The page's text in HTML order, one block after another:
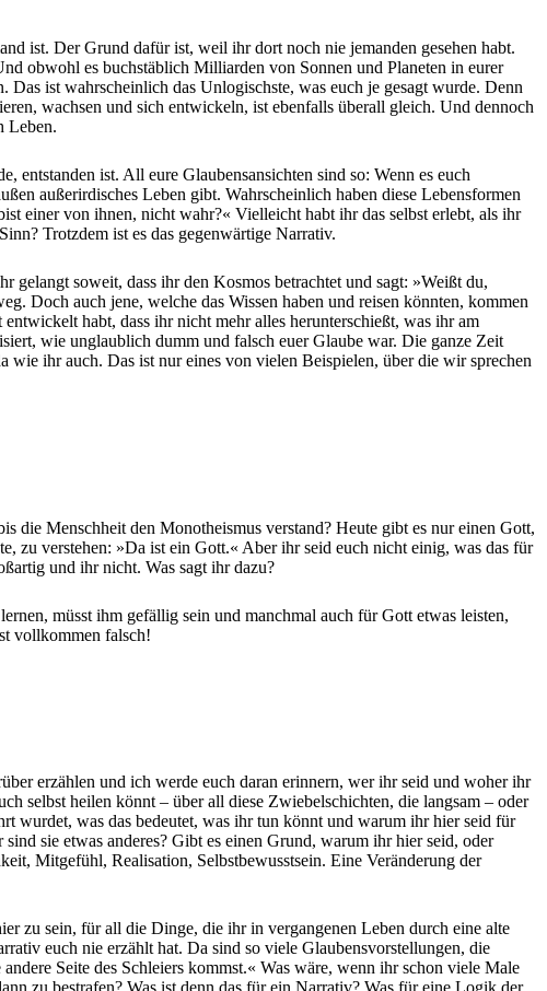
ist. Der Grund dafür ist, weil ihr dort noch nie jemanden gesehen habt.
obwohl es buchstäblich Milliarden von Sonnen und Planeten in eurer
ist wahrscheinlich das Unlogischste, was euch je gesagt wurde. Denn
wachsen und sich entwickeln, ist ebenfalls überall gleich. Und dennoch
Leben.
entstanden ist. All eure Glaubensansichten sind so: Wenn es euch
außerirdisches Leben gibt. Wahrscheinlich haben diese Lebensformen
einer von ihnen, nicht wahr?« Vielleicht habt ihr das selbst erlebt, als ihr
Trotzdem ist es das gegenwärtige Narrativ.
soweit, dass ihr den Kosmos betrachtet und sagt: »Weißt du,
Doch auch jene, welche das Wissen haben und reisen könnten, kommen
habt, dass ihr nicht mehr alles herunterschießt, was ihr am
wie unglaublich dumm und falsch euer Glaube war. Die ganze Zeit
wie ihr auch. Das ist nur eines von vielen Beispielen, über die wir sprechen
die Menschheit den Monotheismus verstand? Heute gibt es nur einen Gott,
zu verstehen: »Da ist ein Gott.« Aber ihr seid euch nicht einig, was das für
und ihr nicht. Was sagt ihr dazu?
müsst ihm gefällig sein und manchmal auch für Gott etwas leisten,
vollkommen falsch!
erzählen und ich werde euch daran erinnern, wer ihr seid und woher ihr
selbst heilen könnt – über all diese Zwiebelschichten, die langsam – oder
wurdet, was das bedeutet, was ihr tun könnt und warum ihr hier seid für
sie etwas anderes? Gibt es einen Grund, warum ihr hier seid, oder
Mitgefühl, Realisation, Selbstbewusstsein. Eine Veränderung der
zu sein, für all die Dinge, die ihr in vergangenen Leben durch eine alte
euch nie erzählt hat. Da sind so viele Glaubensvorstellungen, die
Seite des Schleiers kommst.« Was wäre, wenn ihr schon viele Male